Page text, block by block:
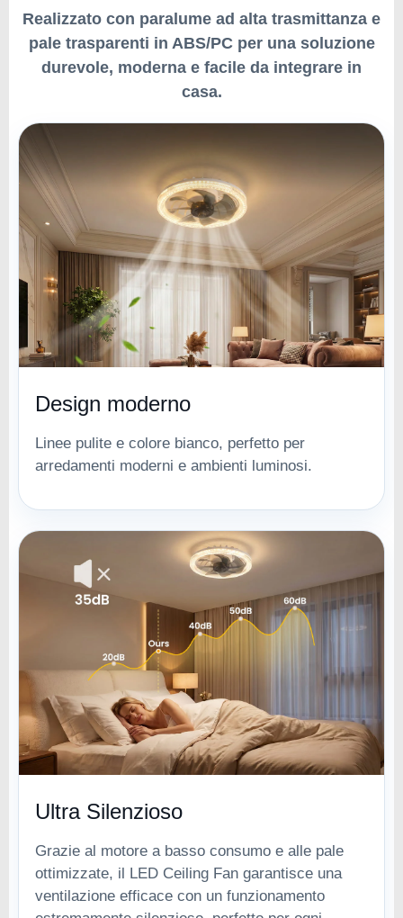
Realizzato con paralume ad alta trasmittanza e
pale trasparenti in ABS/PC per una soluzione
durevole, moderna e facile da integrare in
casa.
Design moderno
Linee pulite e colore bianco, perfetto per
arredamenti moderni e ambienti luminosi.
Ultra Silenzioso
Grazie al motore a basso consumo e alle pale
ottimizzate, il LED Ceiling Fan garantisce una
ventilazione efficace con un funzionamento